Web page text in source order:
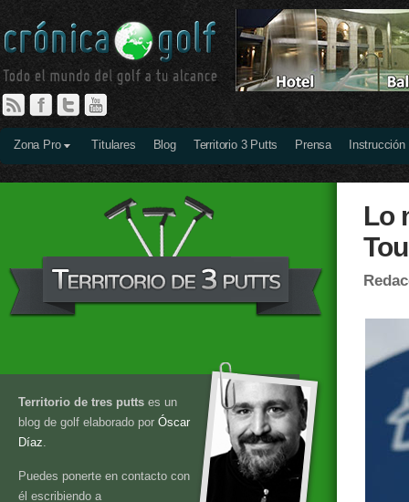
Zona Pro Titulares Blog Territorio 3 Putts Prensa Instrucción
Lo
Territorio de tres putts es un
blog de golf elaborado por Óscar
Díaz.
Puedes ponerte en contacto con
él escribiendo a